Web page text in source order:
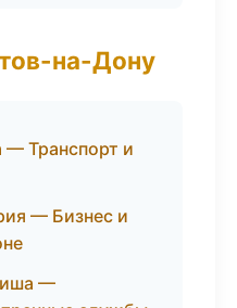
на-Дону
Транспорт и
— Бизнес и
—